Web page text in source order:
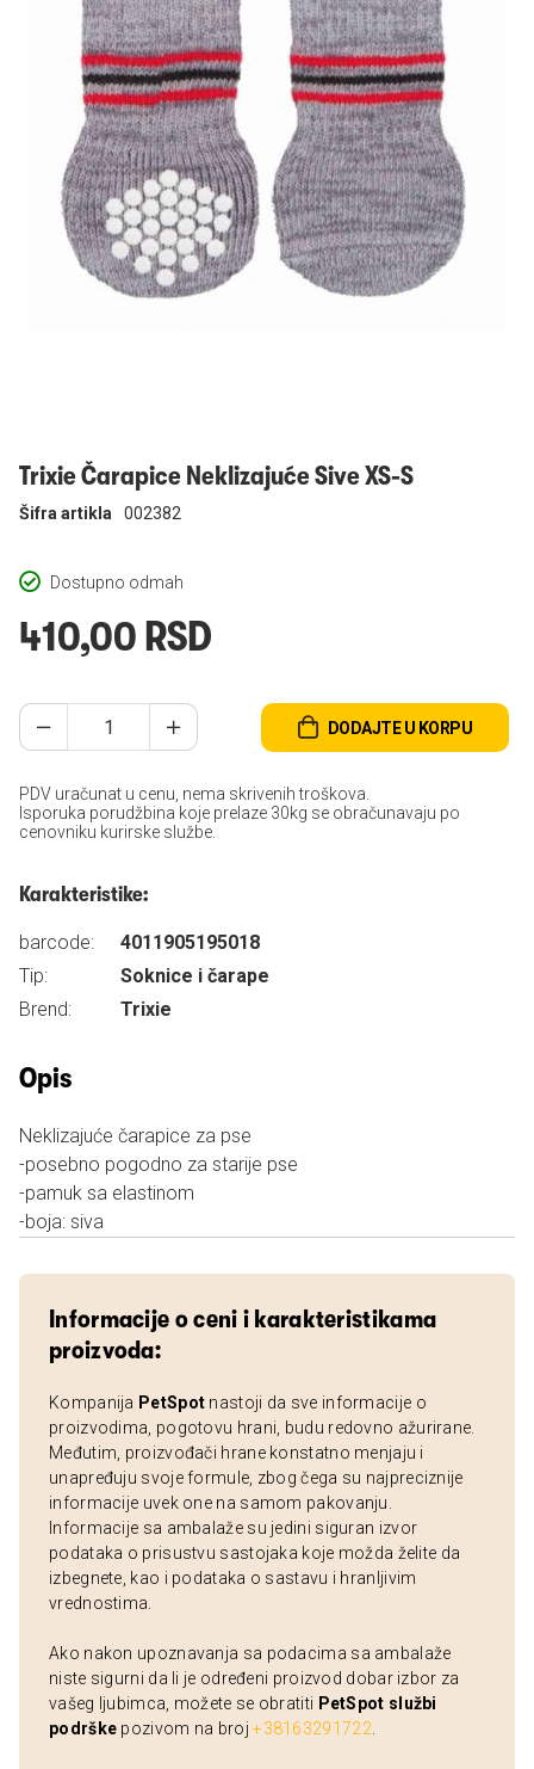
Prijavi se
Trixie Čarapice Neklizajuće Sive XS-S
Dostupno odmah
Šifra artikla 002382
410,00 RSD
DODAJTE U KORPU
PDV uračunat u cenu, nema skrivenih troškova.
Isporuka porudžbina koje prelaze 30kg se obračunavaju po
cenovniku kurirske službe.
Karakteristike:
barcode:
4011905195018
Tip:
Soknice i čarape
Brend:
Trixie
Opis
Neklizajuće čarapice za pse
-posebno pogodno za starije pse
-pamuk sa elastinom
-boja: siva
Informacije o ceni i karakteristikama
proizvoda:
Kompanija PetSpot nastoji da sve informacije o
proizvodima, pogotovu hrani, budu redovno ažurirane.
Međutim, proizvođači hrane konstatno menjaju i
unapređuju svoje formule, zbog čega su najpreciznije
informacije uvek one na samom pakovanju.
Informacije sa ambalaže su jedini siguran izvor
podataka o prisustvu sastojaka koje možda želite da
izbegnete, kao i podataka o sastavu i hranljivim
vrednostima.
Ako nakon upoznavanja sa podacima sa ambalaže
niste sigurni da li je određeni proizvod dobar izbor za
vašeg ljubimca, možete se obratiti PetSpot službi
podrške pozivom na broj+38163291722